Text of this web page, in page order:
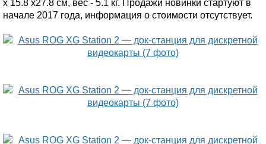
x 15.8 x27.8 см, вес - 5.1 кг. Продажи новинки стартуют в
начале 2017 года, информация о стоимости отсутствует.